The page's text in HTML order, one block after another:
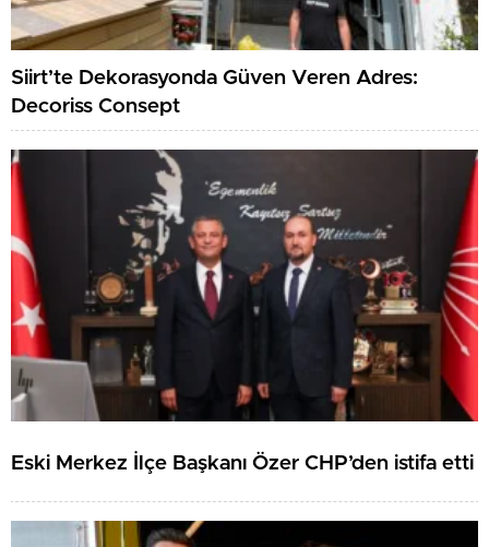
Siirt’te Dekorasyonda Güven Veren Adres:
Decoriss Consept
Eski Merkez İlçe Başkanı Özer CHP’den istifa etti